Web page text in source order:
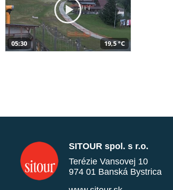
05:30 19,5 °C
SITOUR spol. s r.o.
Terézie Vansovej 10
974 01 Banská Bystrica